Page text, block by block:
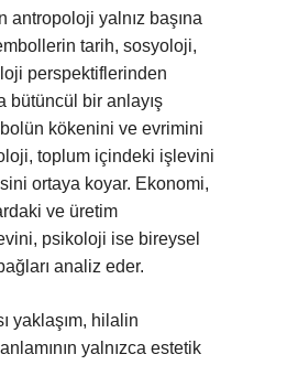
antropoloji yalnız başına
tarih, sosyoloji,
perspektiflerinden
bütüncül bir anlayış
kökenini ve evrimini
toplum içindeki işlevini
ortaya koyar. Ekonomi,
ve üretim
psikoloji ise bireysel
analiz eder.
yaklaşım, hilalin
yalnızca estetik